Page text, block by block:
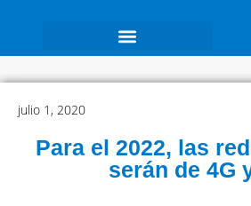
julio 1, 2020
Para el 2022, las
serán de 4G